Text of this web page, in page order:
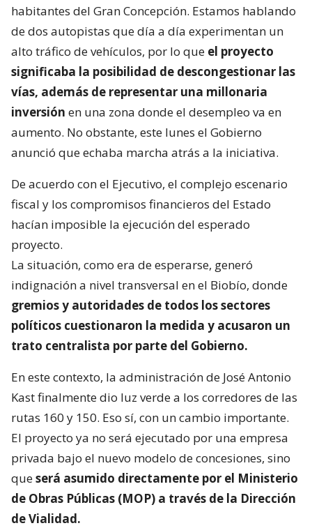
habitantes del Gran Concepción. Estamos hablando
de dos autopistas que día a día experimentan un
alto tráfico de vehículos, por lo que el proyecto
significaba la posibilidad de descongestionar las
vías, además de representar una millonaria
inversión en una zona donde el desempleo va en
aumento. No obstante, este lunes el Gobierno
anunció que echaba marcha atrás a la iniciativa.
De acuerdo con el Ejecutivo, el complejo escenario
fiscal y los compromisos financieros del Estado
hacían imposible la ejecución del esperado
proyecto.
La situación, como era de esperarse, generó
indignación a nivel transversal en el Biobío, donde
gremios y autoridades de todos los sectores
políticos cuestionaron la medida y acusaron un
trato centralista por parte del Gobierno.
En este contexto, la administración de José Antonio
Kast finalmente dio luz verde a los corredores de las
rutas 160 y 150. Eso sí, con un cambio importante.
El proyecto ya no será ejecutado por una empresa
privada bajo el nuevo modelo de concesiones, sino
queserá asumido directamente por el Ministerio
de Obras Públicas (MOP) a través de la Dirección
de Vialidad.